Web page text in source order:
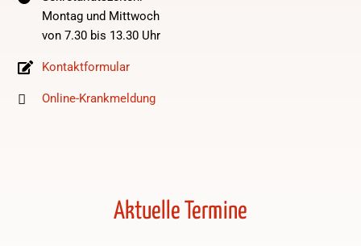
Montag und Mittwoch
von 7.30 bis 13.30 Uhr
Kontaktformular
Online-Krankmeldung
Aktuelle Termine